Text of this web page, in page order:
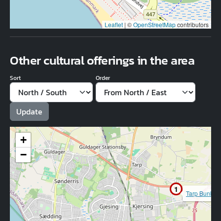
Leaflet |©OpenStreetMapcontributors
Other cultural offerings in the area
Sort Order
1 Tarp
+
−